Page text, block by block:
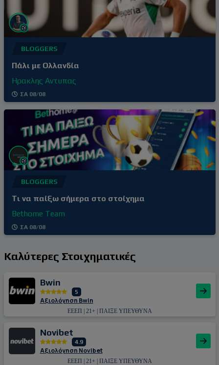
BLOGGERS
Πάλι με Ολλανδία
Ηρακλης Αντυπας
ΣΑ 08/08
BLOGGERS
Tι να παίξω σήμερα στο στοίχημα
Bethome Team
ΣΑ 08/08
Καλύτερες Στοιχηματικές
Bwin
5
Αξιολόγηση Bwin
ΕΕΕΠ | 21+ | ΠΑΙΞΕ ΥΠΕΥΘΥΝΑ
Novibet
4.9
Αξιολόγηση Novibet
ΕΕΕΠ | 21+ | ΠΑΙΞΕ ΥΠΕΥΘΥΝΑ